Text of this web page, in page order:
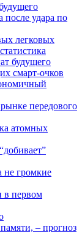
после удара по
легковых
будущего
смарт-очков
передового
атомных
не громкие
в первом
– прогноз